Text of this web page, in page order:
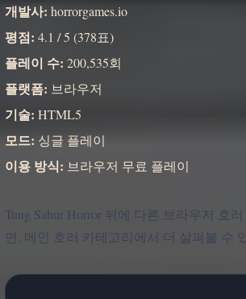
개발사: horrorgames.io
평점: 4.1 / 5 (378표)
플레이 수: 200,535회
플랫폼: 브라우저
기술: HTML5
모드: 싱글 플레이
이용 방식: 브라우저 무료 플레이
Tung Sahur Horror 뒤에 다른 브라우저 호
면, 메인 호러 카테고리에서 더 살펴볼 수